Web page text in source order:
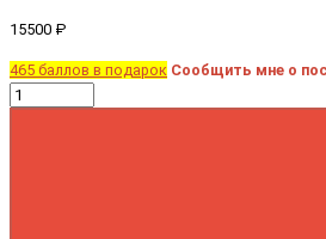
15500 ₽
465 баллов в подарок Сообщить мне о